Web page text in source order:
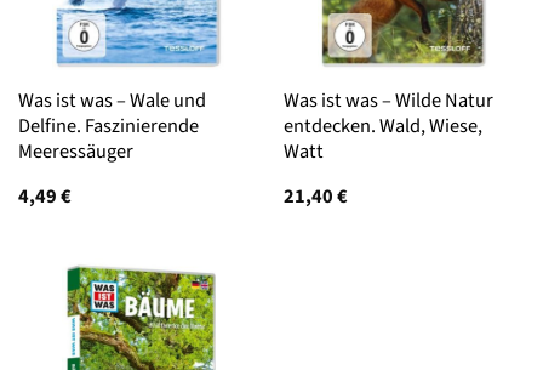
Was ist was – Wale und
Delfine. Faszinierende
Meeressäuger
4,49€
Was ist was – Wilde Natur
entdecken. Wald, Wiese,
Watt
21,40€